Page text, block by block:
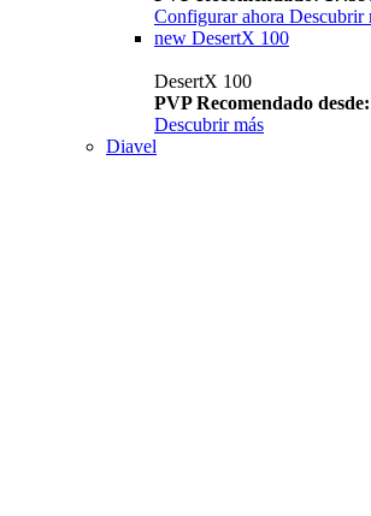
Configurar ahora Descubrir
new DesertX 100
DesertX 100
PVP Recomendado
Descubrir más
Diavel